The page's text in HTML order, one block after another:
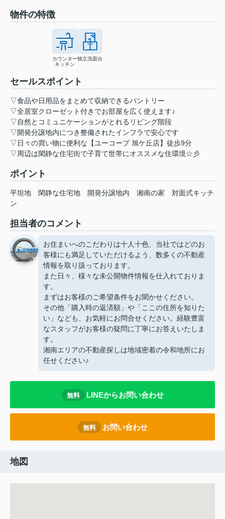
物件の特徴
カウンター
キッチン
独立洗面台
セールスポイント
▽食品や日用品をまとめて収納できるパントリー
▽全居室クローゼット付きでお部屋を広く使えます♪
▽自然とコミュニケーションがとれるリビング階段
▽開発分譲地内につき整備されたインフラで安心です
▽日々の買い物に便利な【ユーコープ 旭ケ丘店】徒歩9分
▽周辺は閑静な住宅街で子育て世帯にオススメな住環境☆彡
ポイント
平坦地 閑静な住宅地 開発分譲地内 湘南の家
対面式キッチ
ン
担当者のコメント
お住まいへのこだわりは十人十色、当社ではどのお
客様にも満足していただけるよう、数多くの不動産
情報を取り扱っております。
また日々、様々な未公開物件情報を仕入れておりま
す。
まずはお客様のご希望条件をお聞かせください。
その他「購入時の返済額」や「ここの住所を知りた
い」なども、お気軽にお問合せください。経験豊富
なスタッフがお客様の疑問に丁寧にお答えいたしま
す。
湘南エリアの不動産探しは地域密着の令和地所にお
任せください♪
無料 LINEからお問い合わせ
無料 お問い合わせ
地図